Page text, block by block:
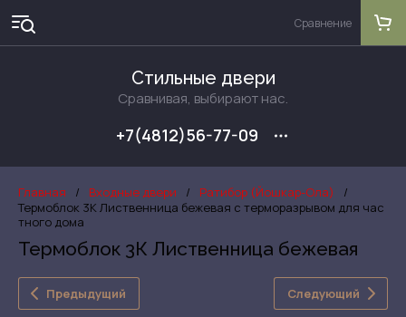
Стильные двери
Сравнивая, выбирают нас.
+7(4812)56-77-09
Сравнение
Главная / Входные двери / Ратибор (Йошкар-Ола)
/
Термоблок 3К Лиственница бежевая с терморазрывом для час
тного дома
Термоблок 3К Лиственница бежевая
Предыдущий Следующий